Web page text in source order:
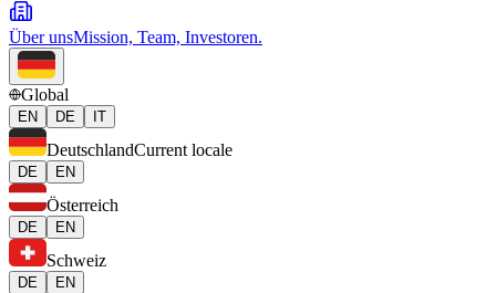
Über unsMission, Team, Investoren.
Global
EN DE IT
DeutschlandCurrent locale
DE EN
Österreich
DE EN
Schweiz
DE EN